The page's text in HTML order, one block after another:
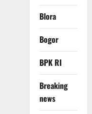
Blora
Bogor
BPK RI
Breaking
news